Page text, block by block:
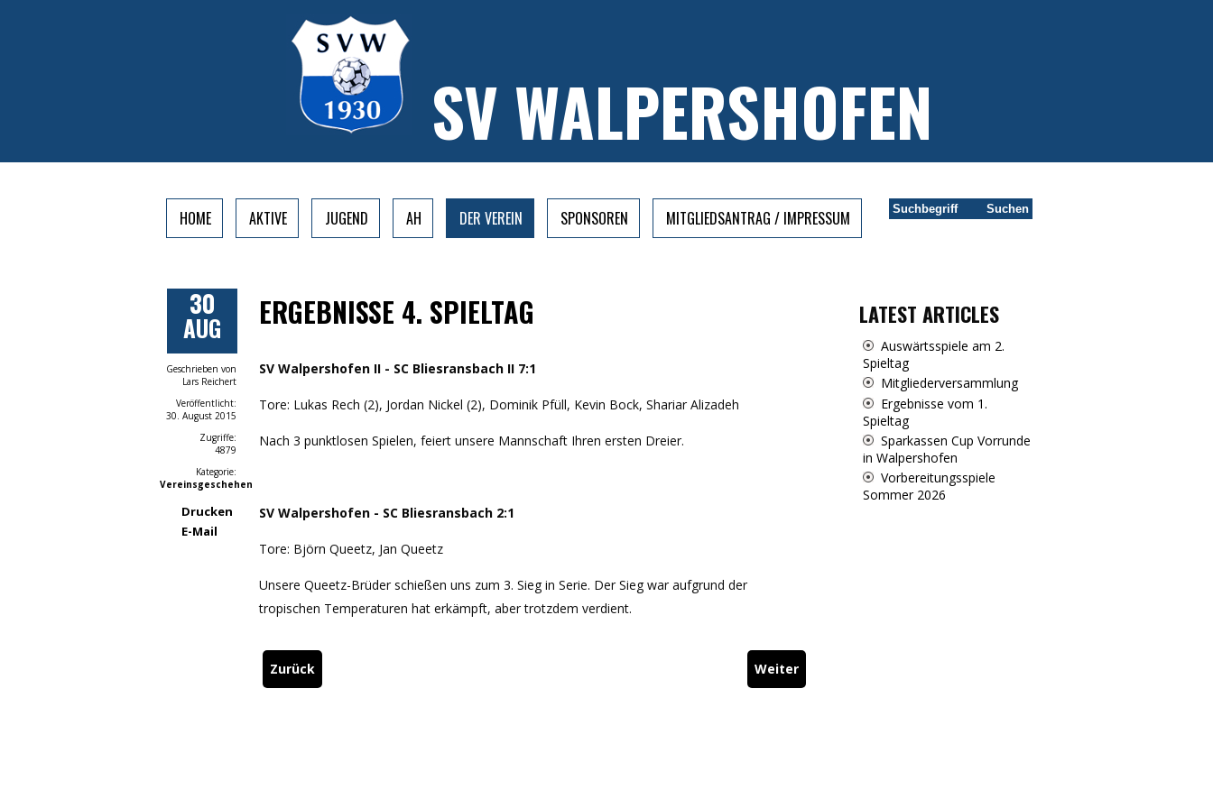
SV WALPERSHOFEN
HOME AKTIVE JUGEND AH DER VEREIN SPONSOREN MITGLIEDSANTRAG / IMPRESSUM
30
AUG
Geschrieben von
Lars Reichert
Veröffentlicht:
30. August 2015
Zugriffe:
4879
Kategorie:
Vereinsgeschehen
Drucken
E-Mail
ERGEBNISSE 4. SPIELTAG
SV Walpershofen II - SC Bliesransbach II 7:1
Tore: Lukas Rech (2), Jordan Nickel (2), Dominik Pfüll, Kevin Bock, Shariar Alizadeh
Nach 3 punktlosen Spielen, feiert unsere Mannschaft Ihren ersten Dreier.
SV Walpershofen - SC Bliesransbach 2:1
Tore: Björn Queetz, Jan Queetz
Unsere Queetz-Brüder schießen uns zum 3. Sieg in Serie. Der Sieg war aufgrund der
tropischen Temperaturen hat erkämpft, aber trotzdem verdient.
Zurück Weiter
LATEST ARTICLES
Auswärtsspiele am 2.
Spieltag
Mitgliederversammlung
Ergebnisse vom 1.
Spieltag
Sparkassen Cup Vorrunde
in Walpershofen
Vorbereitungsspiele
Sommer 2026